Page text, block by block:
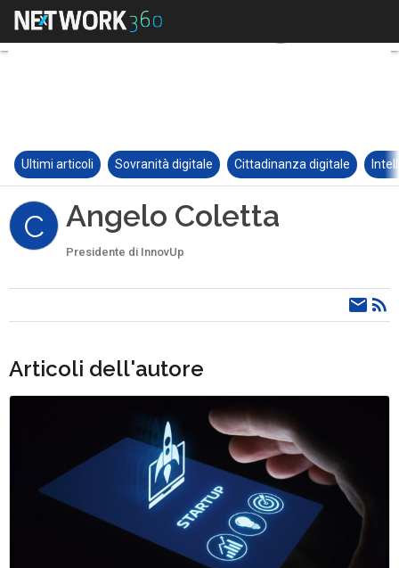
Ultimi articoli Sovranità digitale Cittadinanza digitale
C Angelo Coletta
Presidente di InnovUp
Articoli dell'autore